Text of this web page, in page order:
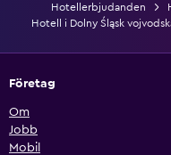
Hotellerbjudanden
Hotell i Dolny Śląsk
Företag
Om
Jobb
Mobil